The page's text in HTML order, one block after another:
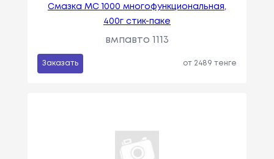
Смазка МС 1000 многофункциональная,
400г стик-паке
вмпавто 1113
Заказать от 2489 тенге